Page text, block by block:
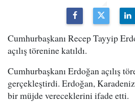
Cumhurbaşkanı Recep Tayyip
açılış törenine katıldı.
Cumhurbaşkanı Erdoğan açılış
gerçekleştirdi. Erdoğan,
bir müjde vereceklerini ifade etti.